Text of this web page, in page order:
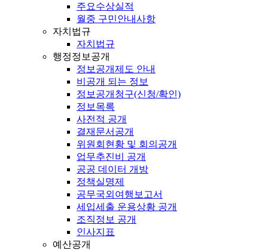
주요수상실적
월중 구민안내사항
자치법규
자치법규
행정정보공개
정보공개제도 안내
비공개 되는 정보
정보공개청구(신청/확인)
정보목록
사전적 공개
결재문서공개
위원회현황 및 회의공개
업무추진비 공개
공공 데이터 개방
정책실명제
공무국외여행보고서
세입세출 운용상황 공개
조직정보 공개
인사지표
예산공개